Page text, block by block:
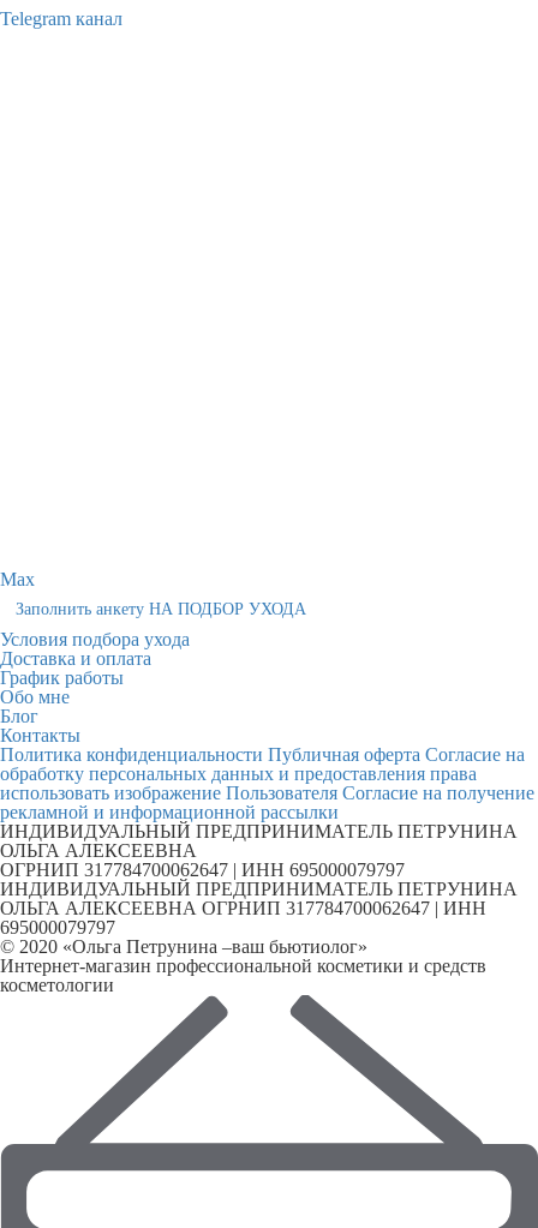
Telegram канал
Max
Заполнить анкету НА ПОДБОР УХОДА
Условия подбора ухода
Доставка и оплата
График работы
Обо мне
Блог
Контакты
Политика конфиденциальности Публичная оферта Согласие на
обработку персональных данных и предоставления права
использовать изображение Пользователя Согласие на получение
рекламной и информационной рассылки
ИНДИВИДУАЛЬНЫЙ ПРЕДПРИНИМАТЕЛЬ ПЕТРУНИНА
ОЛЬГА АЛЕКСЕЕВНА
ОГРНИП 317784700062647 | ИНН 695000079797
ИНДИВИДУАЛЬНЫЙ ПРЕДПРИНИМАТЕЛЬ ПЕТРУНИНА
ОЛЬГА АЛЕКСЕЕВНА ОГРНИП 317784700062647 | ИНН
695000079797
© 2020 «Ольга Петрунина –ваш бьютиолог»
Интернет-магазин профессиональной косметики и средств
косметологии